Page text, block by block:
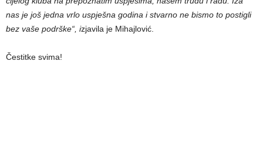
nas je još jedna vrlo uspješna godina i stvarno ne bismo to postigli
bez vaše podrške“, izjavila je Mihajlović.
Čestitke svima!